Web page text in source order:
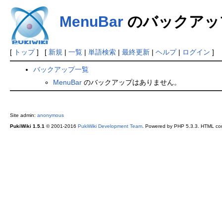
MenuBarのバックアッ
[ トップ] [ 新規 | 一覧| 単語検索| 最終更新| ヘルプ| ログイン ]
バックアップ一覧
MenuBarのバックアップはありません。
Site admin: anonymous
PukiWiki 1.5.1 © 2001-2016 PukiWiki Development Team. Powered by PHP 5.3.3. HTML